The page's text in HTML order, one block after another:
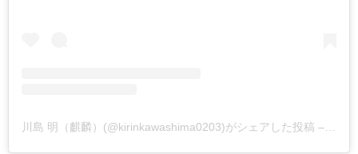
川島 明（麒麟）(@kirinkawashima0203)がシェアした投稿 –2017